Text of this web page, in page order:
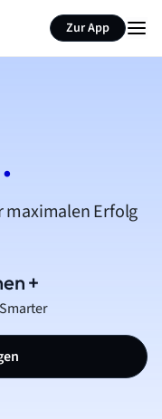
Zur App
maximalen Erfolg
+